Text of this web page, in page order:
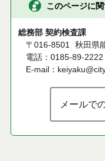
このページに
総務部 契約検査課
〒016-8501 秋田県
電話：0185-89-2222
E-mail：
メールで